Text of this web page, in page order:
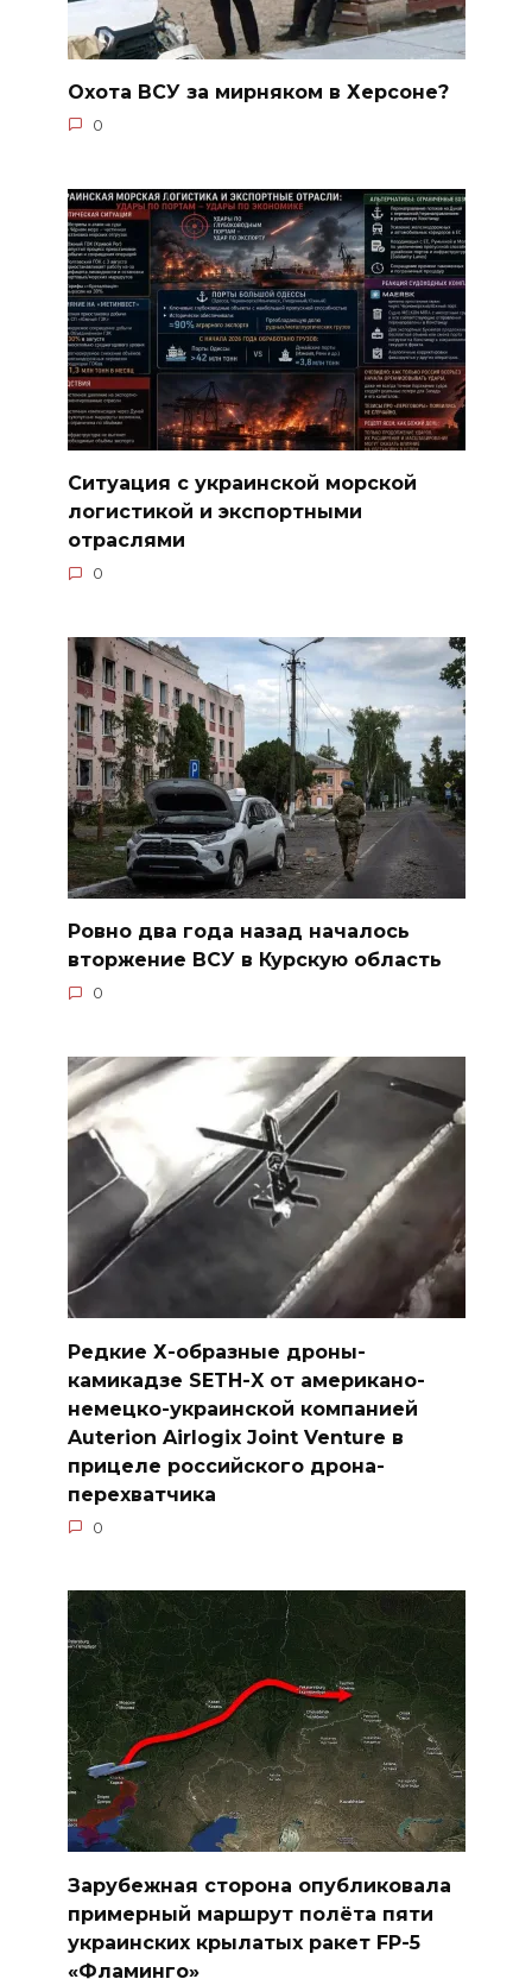
Охота ВСУ за мирняком в Херсоне?
0
Ситуация с украинской морской
логистикой и экспортными
отраслями
0
Ровно два года назад началось
вторжение ВСУ в Курскую область
0
Редкие Х-образные дроны-
камикадзе SETH-X от американо-
немецко-украинской компанией
Auterion Airlogix Joint Venture в
прицеле российского дрона-
перехватчика
0
Зарубежная сторона опубликовала
примерный маршрут полёта пяти
украинских крылатых ракет FP-5
«Фламинго»